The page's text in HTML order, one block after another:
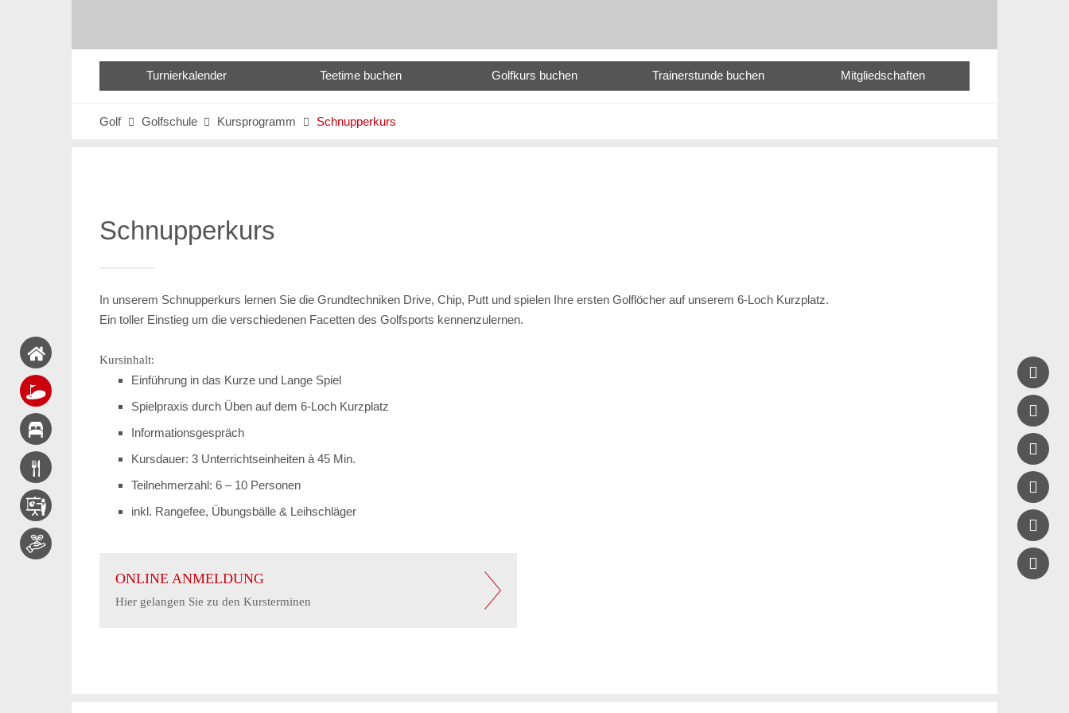
Turnierkalender Teetime buchen Golfkurs buchen Trainerstunde buchen Mitgliedschaften
Golf  Golfschule  Kursprogramm  Schnupperkurs
Schnupperkurs
In unserem Schnupperkurs lernen Sie die Grundtechniken Drive, Chip, Putt und spielen Ihre ersten Golflöcher auf unserem 6-Loch Kurzplatz.
Ein toller Einstieg um die verschiedenen Facetten des Golfsports kennenzulernen.
Kursinhalt:
Einführung in das Kurze und Lange Spiel
Spielpraxis durch Üben auf dem 6-Loch Kurzplatz
Informationsgespräch
Kursdauer: 3 Unterrichtseinheiten à 45 Min.
Teilnehmerzahl: 6 – 10 Personen
inkl. Rangefee, Übungsbälle & Leihschläger
ONLINE ANMELDUNG
Hier gelangen Sie zu den Kursterminen




